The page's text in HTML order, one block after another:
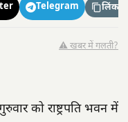
Telegram लिंक
⚠️ खबर में गलती?
को राष्ट्रपति भवन में